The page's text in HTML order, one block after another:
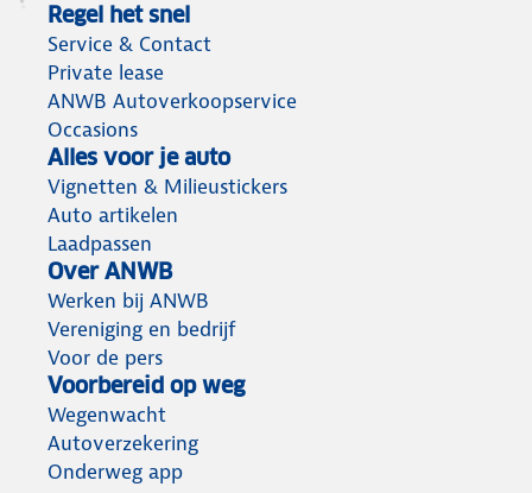
Regel het snel
Service & Contact
Private lease
ANWB Autoverkoopservice
Occasions
Alles voor je auto
Vignetten & Milieustickers
Auto artikelen
Laadpassen
Over ANWB
Werken bij ANWB
Vereniging en bedrijf
Voor de pers
Voorbereid op weg
Wegenwacht
Autoverzekering
Onderweg app